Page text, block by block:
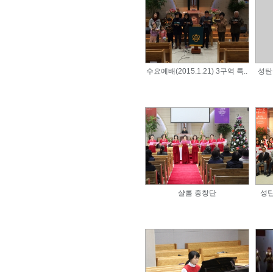
수요예배(2015.1.21) 3구역 특.. 성
샬롬 중창단 성